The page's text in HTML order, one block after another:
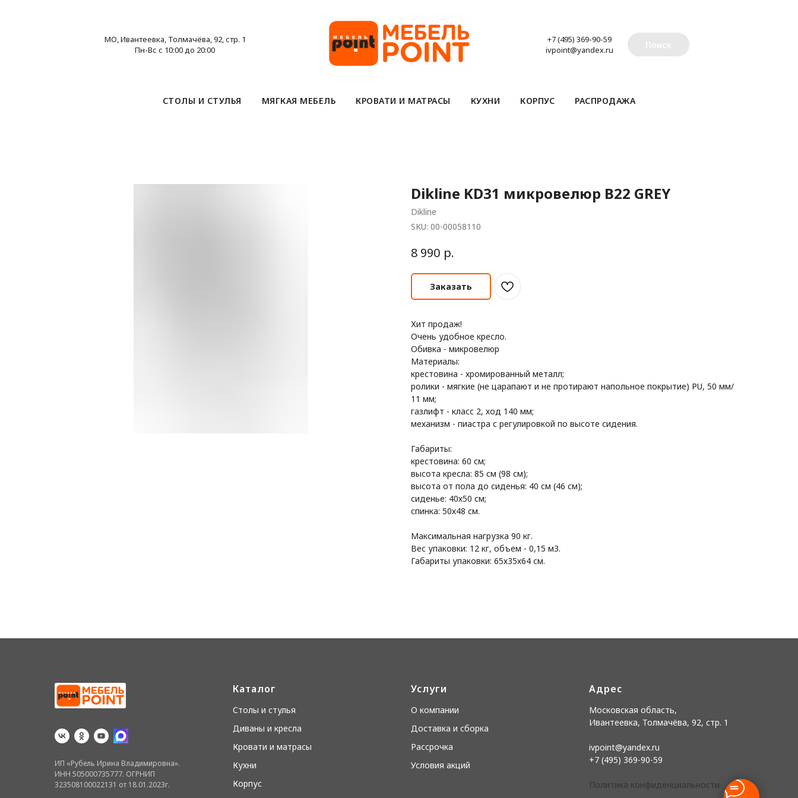
МО, Ивантеевка, Толмачёва, 92, стр. 1
Пн-Вс с 10:00 до 20:00
+7 (495) 369-90-59
ivpoint@yandex.ru
СТОЛЫ И СТУЛЬЯ МЯГКАЯ МЕБЕЛЬ КРОВАТИ И МАТРАСЫ КУХНИ КОРПУС РАСПРОДАЖА
Dikline KD31 микровелюр B22 GREY
Dikline
SKU: 00-00058110
8 990 р.
Заказать
Хит продаж!
Очень удобное кресло.
Обивка - микровелюр
Материалы:
крестовина - хромированный металл;
ролики - мягкие (не царапают и не протирают напольное покрытие) PU, 50 мм/
11 мм;
газлифт - класс 2, ход 140 мм;
механизм - пиастра с регулировкой по высоте сидения.
Габариты:
крестовина: 60 см;
высота кресла: 85 см (98 см);
высота от пола до сиденья: 40 см (46 см);
сиденье: 40х50 см;
спинка: 50х48 см.
Максимальная нагрузка 90 кг.
Вес упаковки: 12 кг, объем - 0,15 м3.
Габариты упаковки: 65х35х64 см.
ИП «Рубель Ирина Владимировна».
ИНН 505000735777. ОГРНИП
323508100022131 от 18.01.2023г.
Каталог
Столы и стулья
Диваны и кресла
Кровати и матрасы
Кухни
Корпус
Услуги
О компании
Доставка и сборка
Рассрочка
Условия акций
Адрес
Московская область,
Ивантеевка, Толмачёва, 92, стр. 1
ivpoint@yandex.ru
+7 (495) 369-90-59
Политика конфиденциальности